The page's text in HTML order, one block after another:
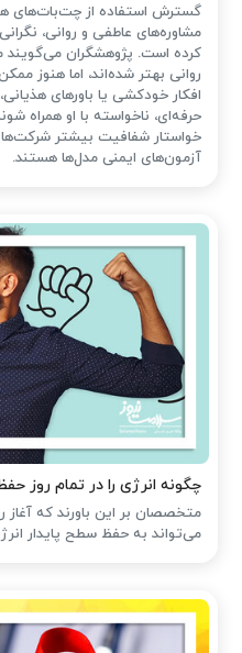
گسترش استفاده از چت‌بات‌های
مشاوره‌های عاطفی و روانی،
کرده است. پژوهشگران
روانی بهتر شده‌اند، اما هنوز
افکار خودکشی یا باورهای
حرفه‌ای، ناخواسته با او همراه
خواستار شفافیت بیشتر
آزمون‌های ایمنی مدل‌ها هستند.
چگونه انرژی را در تمام روز
متخصصان بر این باورند که آغاز
می‌تواند به حفظ سطح پایدار